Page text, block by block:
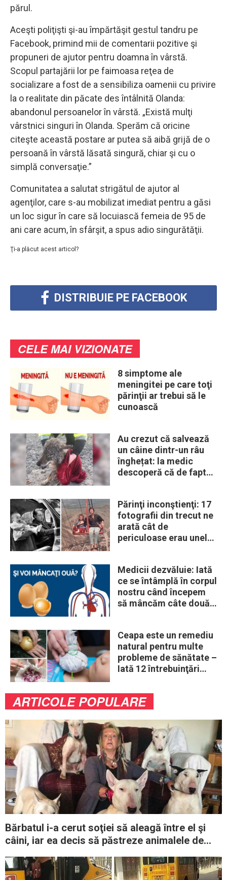
părul.
Aceşti poliţişti şi-au împărtăşit gestul tandru pe
Facebook, primind mii de comentarii pozitive şi
propuneri de ajutor pentru doamna în vârstă.
Scopul partajării lor pe faimoasa reţea de
socializare a fost de a sensibiliza oamenii cu privire
la o realitate din păcate des întâlnită Olanda:
abandonul persoanelor în vârstă. „Există mulţi
vârstnici singuri în Olanda. Sperăm că oricine
citeşte această postare ar putea să aibă grijă de o
persoană în vârstă lăsată singură, chiar şi cu o
simplă conversaţie.”
Comunitatea a salutat strigătul de ajutor al
agenţilor, care s-au mobilizat imediat pentru a găsi
un loc sigur în care să locuiască femeia de 95 de
ani care acum, în sfârşit, a spus adio singurătăţii.
Ţi-a plăcut acest articol?
DISTRIBUIE PE FACEBOOK
CELE MAI VIZIONATE
8 simptome ale
meningitei pe care toţi
părinţii ar trebui să le
cunoască
Au crezut că salvează
un câine dintr-un râu
înghețat: la medic
descoperă că de fapt
Părinţi inconştienţi: 17
fotografii din trecut ne
arată cât de
periculoase erau unele
Medicii dezvăluie: Iată
ce se întâmplă în corpul
nostru când începem
să mâncăm câte două
Ceapa este un remediu
natural pentru multe
probleme de sănătate –
Iată 12 întrebuinţări
ARTICOLE POPULARE
Bărbatul i-a cerut soţiei să aleagă între el şi
câini, iar ea decis să păstreze animalele de